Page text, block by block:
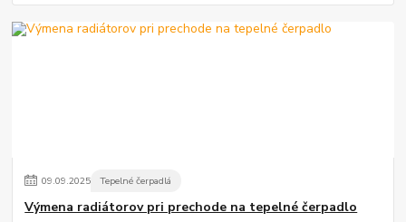
09.09.2025 Tepelné čerpadlá
Výmena radiátorov pri prechode na tepelné čerpadlo